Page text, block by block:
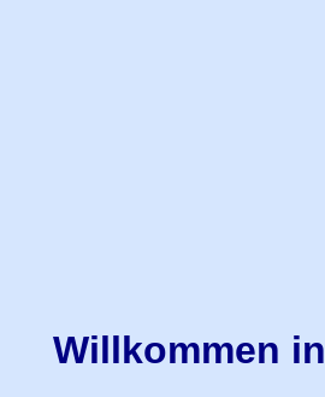
Willkommen